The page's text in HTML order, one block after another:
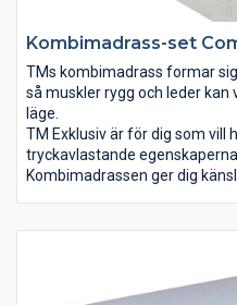
Kombimadrass-set
TMs kombimadrass formar
så muskler rygg och leder
läge.
TM Exklusiv är för dig som vill
tryckavlastande
Kombimadrassen ger dig